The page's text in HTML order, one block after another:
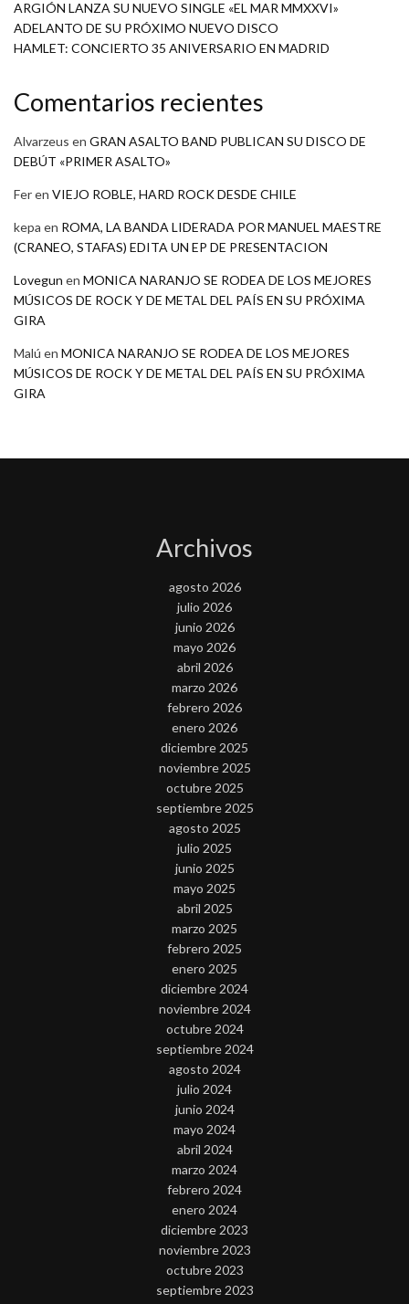
ARGIÓN LANZA SU NUEVO SINGLE «EL MAR MMXXVI»
ADELANTO DE SU PRÓXIMO NUEVO DISCO
HAMLET: CONCIERTO 35 ANIVERSARIO EN MADRID
Comentarios recientes
Alvarzeus en GRAN ASALTO BAND PUBLICAN SU DISCO DE
DEBÚT «PRIMER ASALTO»
Feren VIEJO ROBLE, HARD ROCK DESDE CHILE
kepa en ROMA, LA BANDA LIDERADA POR MANUEL MAESTRE
(CRANEO, STAFAS) EDITA UN EP DE PRESENTACION
Lovegun en MONICA NARANJO SE RODEA DE LOS MEJORES
MÚSICOS DE ROCK Y DE METAL DEL PAÍS EN SU PRÓXIMA
GIRA
Malú en MONICA NARANJO SE RODEA DE LOS MEJORES
MÚSICOS DE ROCK Y DE METAL DEL PAÍS EN SU PRÓXIMA
GIRA
Archivos
agosto 2026
julio 2026
junio 2026
mayo 2026
abril 2026
marzo 2026
febrero 2026
enero 2026
diciembre 2025
noviembre 2025
octubre 2025
septiembre 2025
agosto 2025
julio 2025
junio 2025
mayo 2025
abril 2025
marzo 2025
febrero 2025
enero 2025
diciembre 2024
noviembre 2024
octubre 2024
septiembre 2024
agosto 2024
julio 2024
junio 2024
mayo 2024
abril 2024
marzo 2024
febrero 2024
enero 2024
diciembre 2023
noviembre 2023
octubre 2023
septiembre 2023